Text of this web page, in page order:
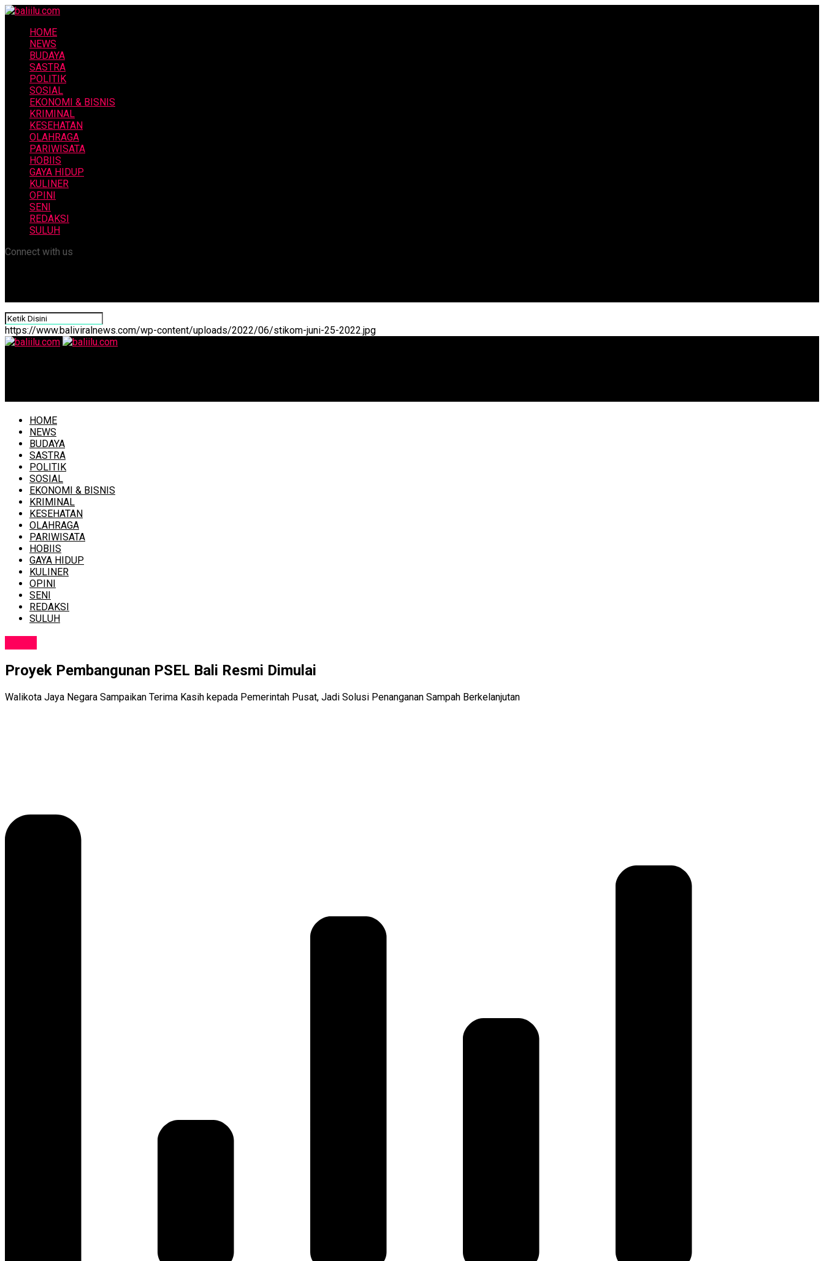
HOME
NEWS
BUDAYA
SASTRA
POLITIK
SOSIAL
EKONOMI & BISNIS
KRIMINAL
KESEHATAN
OLAHRAGA
PARIWISATA
HOBIIS
GAYA HIDUP
KULINER
OPINI
SENI
REDAKSI
SULUH
Connect with us
https://www.baliviralnews.com/wp-content/uploads/2022/06/stikom-juni-25-2022.jpg
HOME
NEWS
BUDAYA
SASTRA
POLITIK
SOSIAL
EKONOMI & BISNIS
KRIMINAL
KESEHATAN
OLAHRAGA
PARIWISATA
HOBIIS
GAYA HIDUP
KULINER
OPINI
SENI
REDAKSI
SULUH
Proyek Pembangunan PSEL Bali Resmi Dimulai
Walikota Jaya Negara Sampaikan Terima Kasih kepada Pemerintah Pusat, Jadi Solusi Penanganan Sampah Berkelanjutan